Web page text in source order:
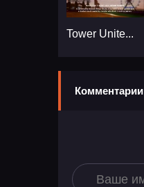
Tower Unite...
Комментарии